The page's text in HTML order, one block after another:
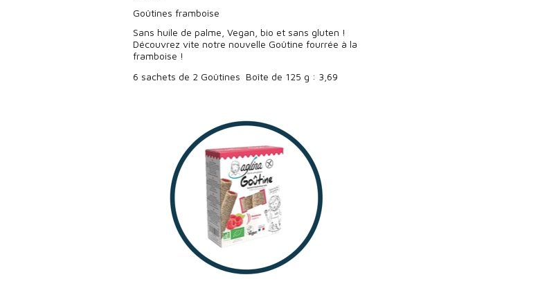
Goûtines framboise
Sans huile de palme, Vegan, bio et sans gluten !
Découvrez vite notre nouvelle Goûtine fourrée à la
framboise !
6 sachets de 2 Goûtines  Boîte de 125 g : 3,69 